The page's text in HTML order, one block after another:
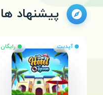
پیشنهاد ها
آپدیت رایگان